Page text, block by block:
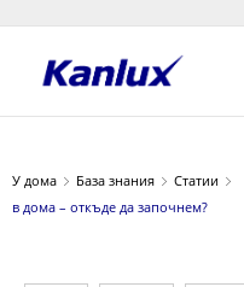
główna
У дома База знания Статии
в дома – откъде да започнем?